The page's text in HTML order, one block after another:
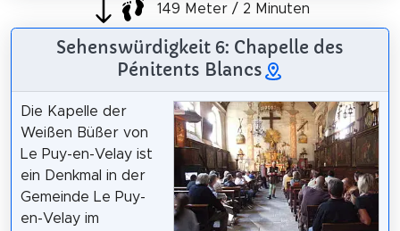
149 Meter / 2 Minuten
Sehenswürdigkeit 6: Chapelle des
Pénitents Blancs
Die Kapelle der
Weißen Büßer von
Le Puy-en-Velay ist
ein Denkmal in der
Gemeinde Le Puy-
en-Velay im